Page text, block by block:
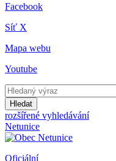
Facebook
Síť X
Mapa webu
Youtube
Hledat
rozšířené vyhledávání
Netunice
Oficiální